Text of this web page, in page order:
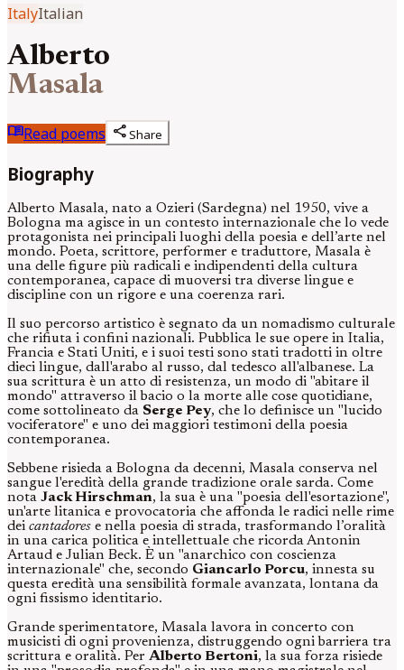
ItalyItalian
Alberto
Masala
menu_bookRead poems shareShare
Biography
Alberto Masala, nato a Ozieri (Sardegna) nel 1950, vive a
Bologna ma agisce in un contesto internazionale che lo vede
protagonista nei principali luoghi della poesia e dell’arte nel
mondo. Poeta, scrittore, performer e traduttore, Masala è
una delle figure più radicali e indipendenti della cultura
contemporanea, capace di muoversi tra diverse lingue e
discipline con un rigore e una coerenza rari.
Il suo percorso artistico è segnato da un nomadismo culturale
che rifiuta i confini nazionali. Pubblica le sue opere in Italia,
Francia e Stati Uniti, e i suoi testi sono stati tradotti in oltre
dieci lingue, dall'arabo al russo, dal tedesco all'albanese. La
sua scrittura è un atto di resistenza, un modo di "abitare il
mondo" attraverso il bacio o la morte alle cose quotidiane,
come sottolineato da Serge Pey, che lo definisce un "lucido
vociferatore" e uno dei maggiori testimoni della poesia
contemporanea.
Sebbene risieda a Bologna da decenni, Masala conserva nel
sangue l'eredità della grande tradizione orale sarda. Come
nota Jack Hirschman, la sua è una "poesia dell'esortazione",
un'arte litanica e provocatoria che affonda le radici nelle rime
dei cantadores e nella poesia di strada, trasformando l’oralità
in una carica politica e intellettuale che ricorda Antonin
Artaud e Julian Beck. È un "anarchico con coscienza
internazionale" che, secondo Giancarlo Porcu, innesta su
questa eredità una sensibilità formale avanzata, lontana da
ogni fissismo identitario.
Grande sperimentatore, Masala lavora in concerto con
musicisti di ogni provenienza, distruggendo ogni barriera tra
scrittura e oralità. Per Alberto Bertoni, la sua forza risiede